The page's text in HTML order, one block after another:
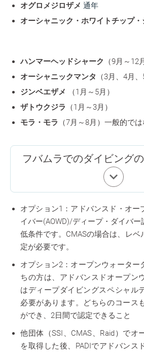
オグロメジロザメ 通年
オーシャニック・ホワイトチップ・
ハンマーヘッドシャーク
（9月～12
オーシャニックマンタ
（3月、4月、
ジンベエザメ
（1月～5月）
ザトウクジラ
（1月～3月）
モラ・モラ
（7月～8月）一般的で
フバムラでのダイビング
keyboard_arrow_down
オプション1：アドバンスド・オー
イバー(AOWD)/ディープ・ダイバ
低条件です。CMASの場合は、レベ
定が必要です。
オプション2：オープンウォーター
ちの方は、アドバンスドオープン
はディープダイビングスペシャル
必要があります。どちらのコース
ができ、2日間で認定できること
他団体（SSI、CMAS、Raid）でオ
を取得した後、PADIでアドバンス